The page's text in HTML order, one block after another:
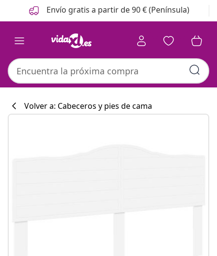
Anterior
Siguiente Envío gratis a partir de 90 € (Península)
Volver a: Cabeceros y pies de cama